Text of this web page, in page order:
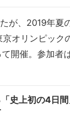
が、2019年夏
オリンピック
開催。参加者
史上初の4日